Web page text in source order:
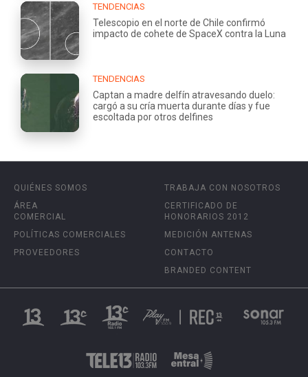
TENDENCIAS
Telescopio en el norte de Chile confirmó
impacto de cohete de SpaceX contra la Luna
TENDENCIAS
Captan a madre delfín atravesando duelo:
cargó a su cría muerta durante días y fue
escoltada por otros delfines
QUIÉNES SOMOS
ÁREA
COMERCIAL
POLÍTICAS COMERCIALES
PROVEEDORES
TRABAJA CON NOSOTROS
CERTIFICADO DE
HONORARIOS 2012
MEDICIÓN ANTENAS
CONTACTO
BRANDED CONTENT